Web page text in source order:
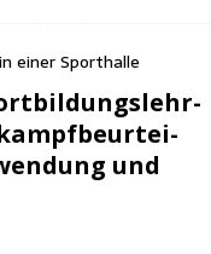
und